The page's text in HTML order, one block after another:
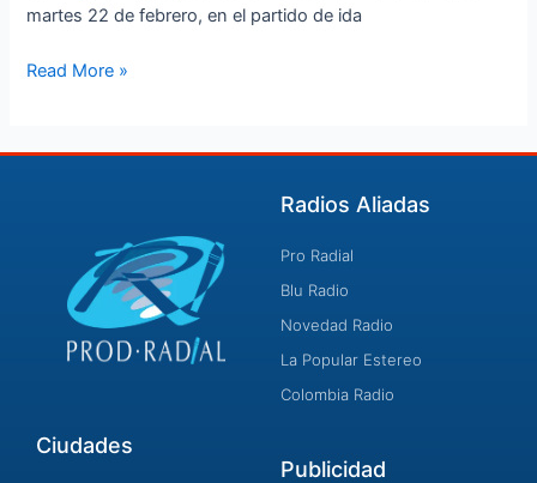
martes 22 de febrero, en el partido de ida
Read More »
Radios Aliadas
Pro Radial
Blu Radio
Novedad Radio
La Popular Estereo
Colombia Radio
Ciudades
Publicidad